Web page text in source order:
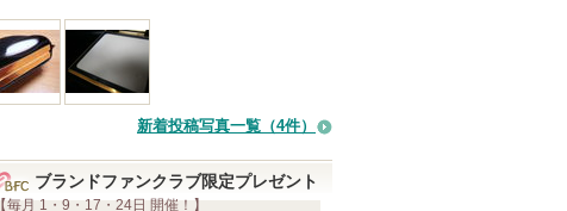
録
さ
れ
て
ま
新着投稿写真一覧（4件）
ブランドファンクラブ限定プレゼント
【毎月 1・9・17・24日 開催！】